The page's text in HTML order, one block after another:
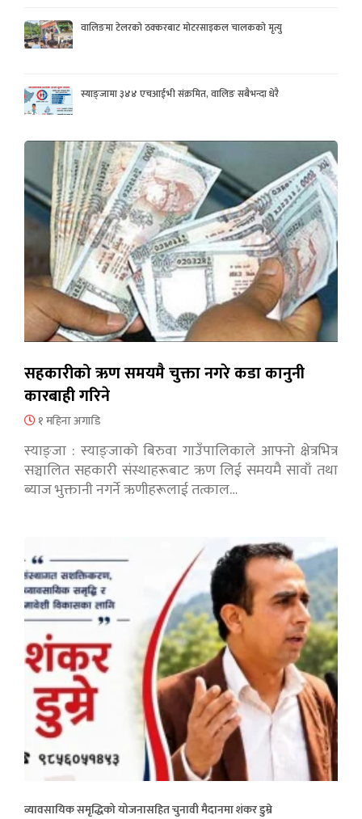
वालिङमा टेलरको ठक्करबाट मोटरसाइकल चालकको मृत्यु
स्याङ्जामा ३४४ एचआईभी संक्रमित, वालिङ सबैभन्दा धेरै
सहकारीको ऋण समयमै चुक्ता नगरे कडा कानुनी
कारबाही गरिने
१ महिना अगाडि
स्याङ्जा : स्याङ्जाको बिरुवा गाउँपालिकाले आफ्नो क्षेत्रभित्र
सञ्चालित सहकारी संस्थाहरूबाट ऋण लिई समयमै सावाँ तथा
ब्याज भुक्तानी नगर्ने ऋणीहरूलाई तत्काल…
व्यावसायिक समृद्धिको योजनासहित चुनावी मैदानमा शंकर डुम्रे